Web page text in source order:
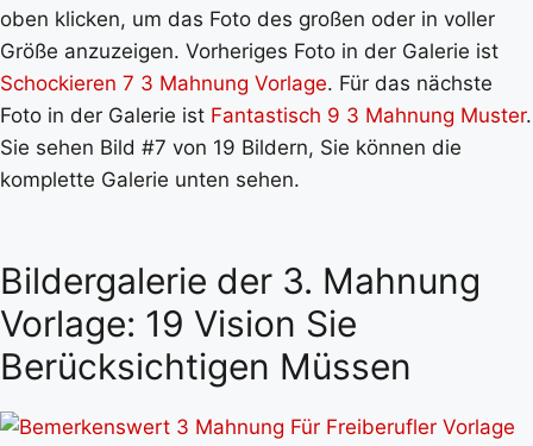
oben klicken, um das Foto des großen oder in voller
Größe anzuzeigen. Vorheriges Foto in der Galerie ist
Schockieren 7 3 Mahnung Vorlage. Für das nächste
Foto in der Galerie ist Fantastisch 9 3 Mahnung Muster.
Sie sehen Bild #7 von 19 Bildern, Sie können die
komplette Galerie unten sehen.
Bildergalerie der 3. Mahnung
Vorlage: 19 Vision Sie
Berücksichtigen Müssen